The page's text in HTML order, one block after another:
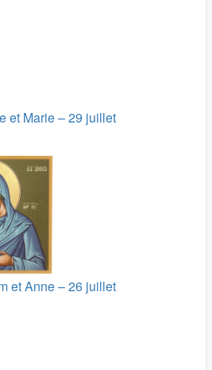
et Marie – 29 juillet
et Anne – 26 juillet